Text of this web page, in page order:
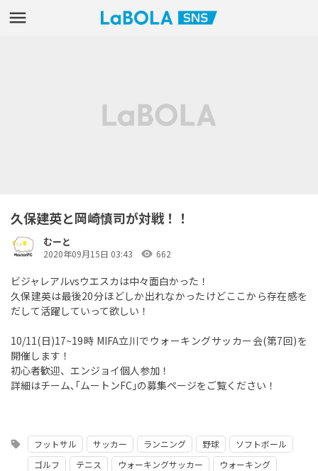
久保建英と岡崎慎司が対戦！！
むーと
2020年09月15日 03:43 visibility 662
ビジャレアルvsウエスカは中々面白かった！
久保建英は最後20分ほどしか出れなかったけどここから存在感を
だして活躍していって欲しい！
10/11(日)17~19時 MIFA立川でウォーキングサッカー会(第7回)を
開催します！
初心者歓迎、エンジョイ個人参加！
詳細はチーム､｢ムートンFC｣の募集ページをご覧ください！
sell フットサル サッカー ランニング 野球
ソフトボール
ゴルフ
テニス ウォーキングサッカー ウォーキング